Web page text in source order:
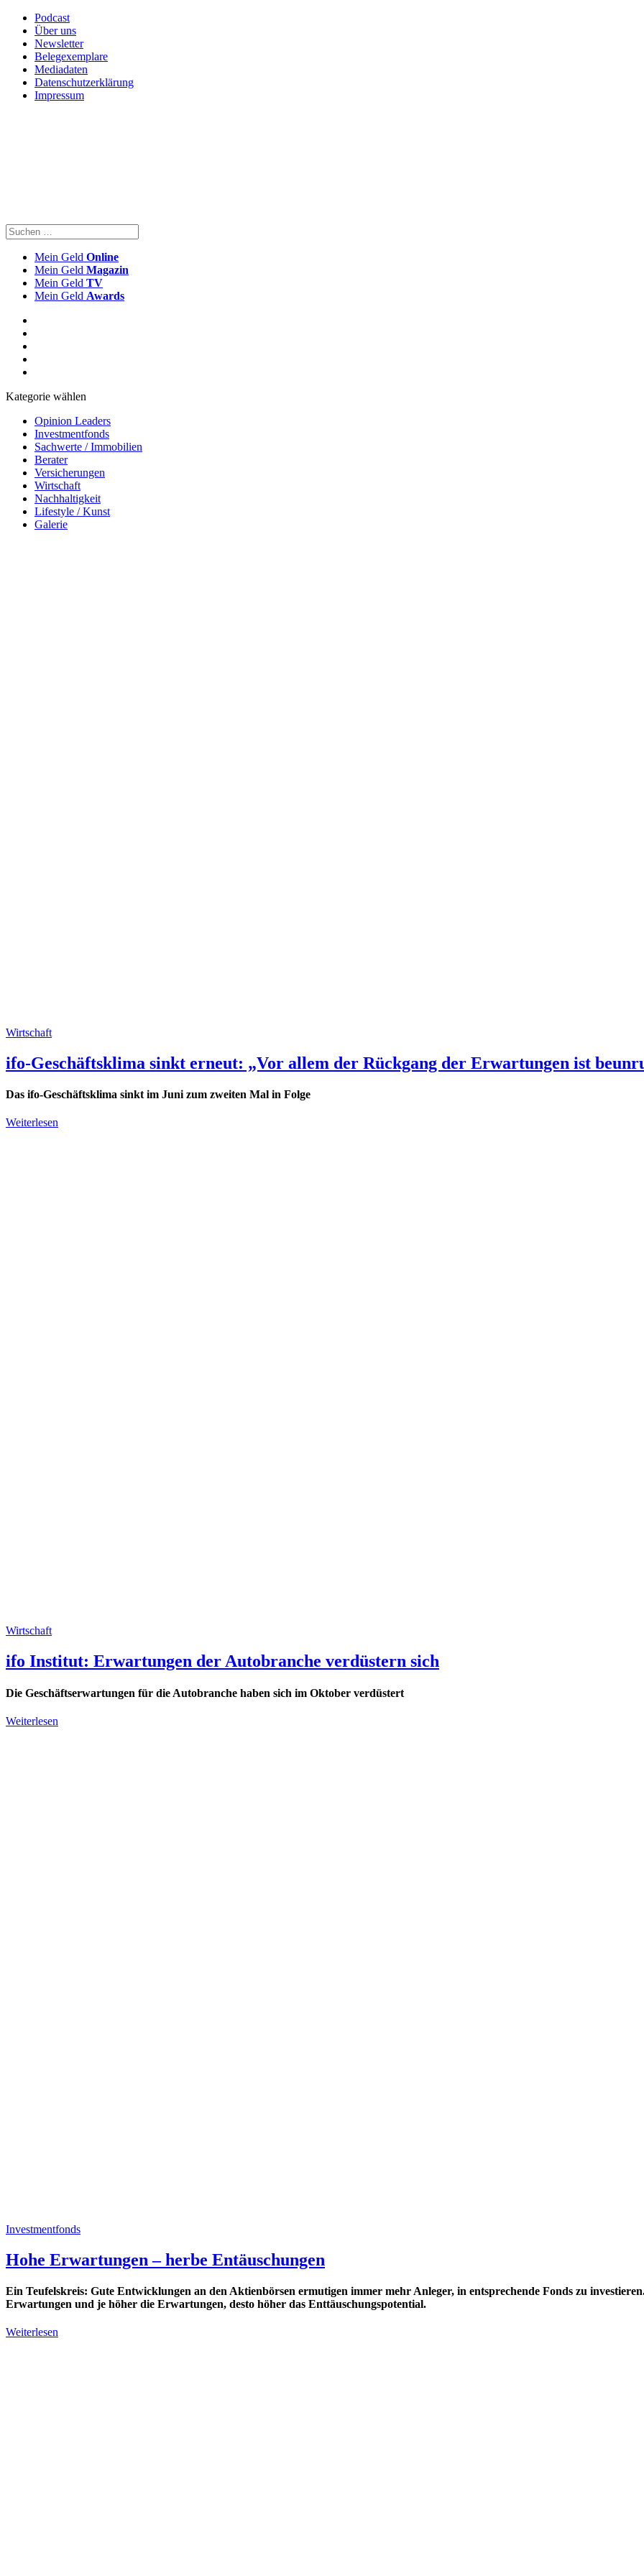
Podcast
Über uns
Newsletter
Belegexemplare
Mediadaten
Datenschutzerklärung
Impressum
Mein Geld Online
Mein Geld Magazin
Mein Geld TV
Mein Geld Awards
Kategorie wählen
Opinion Leaders
Investmentfonds
Sachwerte / Immobilien
Berater
Versicherungen
Wirtschaft
Nachhaltigkeit
Lifestyle / Kunst
Galerie
Wirtschaft
ifo-Geschäftsklima sinkt erneut: „Vor allem der Rückgang der Erwartungen ist
Das ifo-Geschäftsklima sinkt im Juni zum zweiten Mal in Folge
Weiterlesen
Wirtschaft
ifo Institut: Erwartungen der Autobranche verdüstern sich
Die Geschäftserwartungen für die Autobranche haben sich im Oktober verdüstert
Weiterlesen
Investmentfonds
Hohe Erwartungen – herbe Entäuschungen
Ein Teufelskreis: Gute Entwicklungen an den Aktienbörsen ermutigen immer mehr Anleger, in entsprechende Fonds zu
Erwartungen und je höher die Erwartungen, desto höher das Enttäuschungspotential.
Weiterlesen